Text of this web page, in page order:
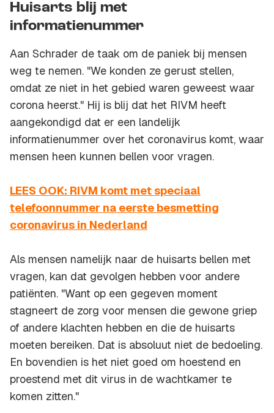
Huisarts blij met
informatienummer
Aan Schrader de taak om de paniek bij mensen
weg te nemen. "We konden ze gerust stellen,
omdat ze niet in het gebied waren geweest waar
corona heerst." Hij is blij dat het RIVM heeft
aangekondigd dat er een landelijk
informatienummer over het coronavirus komt, waar
mensen heen kunnen bellen voor vragen.
LEES OOK: RIVM komt met speciaal
telefoonnummer na eerste besmetting
coronavirus in Nederland
Als mensen namelijk naar de huisarts bellen met
vragen, kan dat gevolgen hebben voor andere
patiënten. "Want op een gegeven moment
stagneert de zorg voor mensen die gewone griep
of andere klachten hebben en die de huisarts
moeten bereiken. Dat is absoluut niet de bedoeling.
En bovendien is het niet goed om hoestend en
proestend met dit virus in de wachtkamer te
komen zitten."